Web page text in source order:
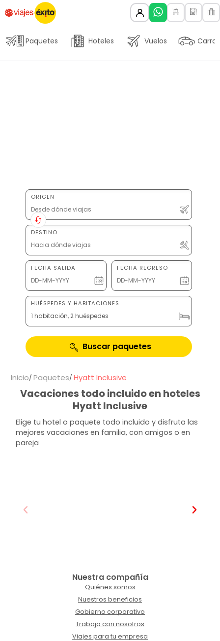
Paquetes Hoteles Vuelos Carros
ORIGEN
DESTINO
FECHA SALIDA FECHA REGRESO
HUÉSPEDES Y HABITACIONES
1 habitación, 2 huéspedes
Buscar paquetes
Inicio Paquetes Hyatt Inclusive
Vacaciones todo incluido en hoteles
Hyatt Inclusive
Elige tu hotel o paquete todo incluido y disfruta las
mejores vacaciones en familia, con amigos o en
pareja
Nuestra compañía
Quiénes somos
Nuestros beneficios
Gobierno corporativo
Trabaja con nosotros
Viajes para tu empresa